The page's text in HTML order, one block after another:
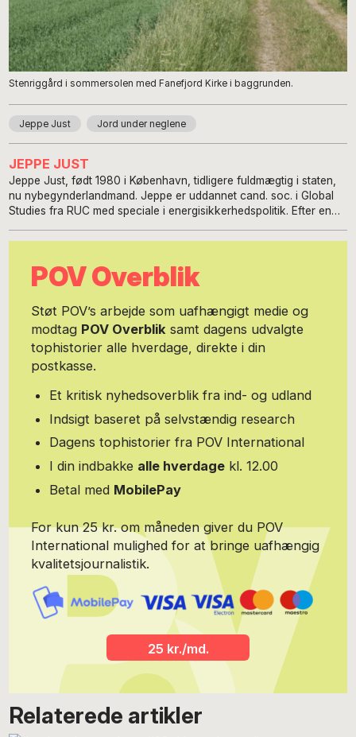
Stenriggård i sommersolen med Fanefjord Kirke i baggrunden.
Jeppe Just Jord under neglene
JEPPE JUST
Jeppe Just, født 1980 i København, tidligere fuldmægtig i staten,
nu nybegynderlandmand. Jeppe er uddannet cand. soc. i Global
Studies fra RUC med speciale i energisikkerhedspolitik. Efter en
skifte spor ved at sige sit job op og forsøge at blive
www.jordunderneglene.com om, hvordan det er skifte spor
midvejs til et liv, man har drømt om, men ikke har nogen
de en søn og en hund.
POV Overblik
Støt POV’s arbejde som uafhængigt medie og
modtag POV Overbliksamt dagens udvalgte
tophistorier alle hverdage, direkte i din
postkasse.
Et kritisk nyhedsoverblik fra ind- og udland
Indsigt baseret på selvstændig research
Dagens tophistorier fra POV International
I din indbakke alle hverdage kl. 12.00
Betal med MobilePay
For kun 25 kr. om måneden giver du POV
International mulighed for at bringe uafhængig
kvalitetsjournalistik.
25 kr./md.
Relaterede artikler